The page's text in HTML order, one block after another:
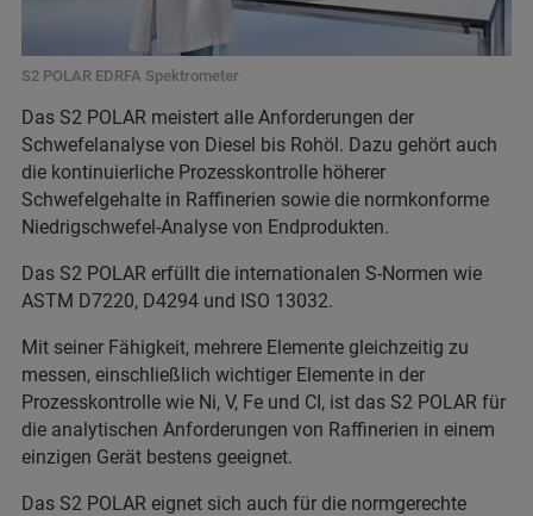
S2 POLAR EDRFA Spektrometer
Das S2 POLAR meistert alle Anforderungen der
Schwefelanalyse von Diesel bis Rohöl. Dazu gehört auch
die kontinuierliche Prozesskontrolle höherer
Schwefelgehalte in Raffinerien sowie die normkonforme
Niedrigschwefel-Analyse von Endprodukten.
Das S2 POLAR erfüllt die internationalen S-Normen wie
ASTM D7220, D4294 und ISO 13032.
Mit seiner Fähigkeit, mehrere Elemente gleichzeitig zu
messen, einschließlich wichtiger Elemente in der
Prozesskontrolle wie Ni, V, Fe und CI, ist das S2 POLAR für
die analytischen Anforderungen von Raffinerien in einem
einzigen Gerät bestens geeignet.
Das S2 POLAR eignet sich auch für die normgerechte